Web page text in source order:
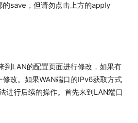
的save，但请勿点击上方的apply
到LAN的配置页面进行修改，如果有
改。如果WAN端口的IPv6获取方式
进行后续的操作。首先来到LAN端口